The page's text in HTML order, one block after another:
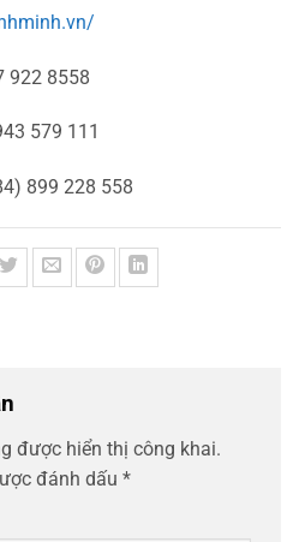
922 8558
579 111
899 228 558
được hiển thị công khai.
đánh dấu *